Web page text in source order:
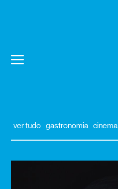
ver tudo gastronomia cinema